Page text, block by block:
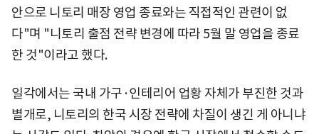
안으로 니토리 매장 영업 종료와는 직접적인 관련이 없
다"며 "니토리 출점 전략 변경에 따라 5월 말 영업을 종료
한 것"이라고 했다.
일각에서는 국내 가구·인테리어 업황 자체가 부진한 것과
별개로, 니토리의 한국 시장 전략에 차질이 생긴 게 아니냐